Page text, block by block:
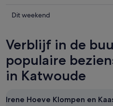
vanavond,
-
aug,
bekijken
Katwoude
8
-
9
bekijken
Prijzen
voor
dit
weekend,
7
-
Dit weekend
Verblijf in de
populaire
in Katwoude
Irene Hoeve Klompen en